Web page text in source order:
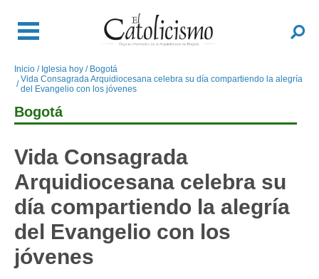
contenido
Buscar
Sobrescribir
enlaces
de
ayuda
la
navegación
Inicio Iglesia hoy
Bogotá
Vida Consagrada Arquidiocesana celebra su día compartiendo la alegría
del Evangelio con los jóvenes
Bogotá
Vida Consagrada
Arquidiocesana celebra su
día compartiendo la alegría
del Evangelio con los
jóvenes